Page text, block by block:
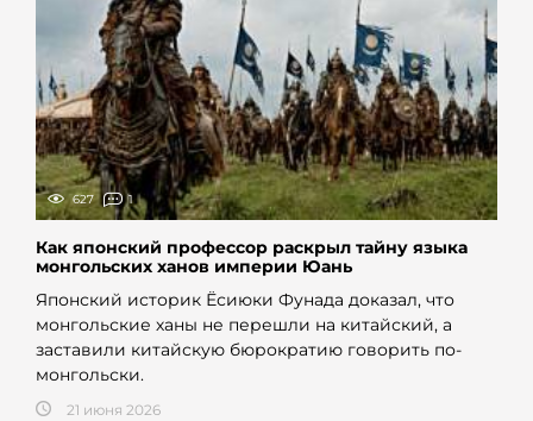
627 1
Как японский профессор раскрыл тайну языка
монгольских ханов империи Юань
Японский историк Ёсиюки Фунада доказал, что
монгольские ханы не перешли на китайский, а
заставили китайскую бюрократию говорить по-
монгольски.
21 июня 2026